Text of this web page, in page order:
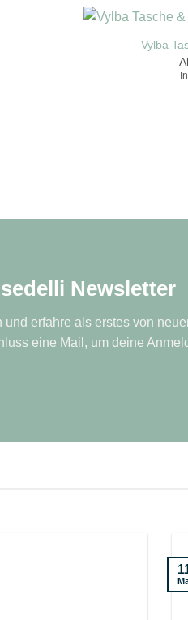
Vylba
Newsletter
erfahre als erstes von
eine Mail, um deine